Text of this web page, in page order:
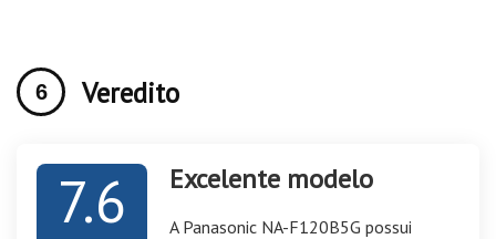
Veredito
7.6 Excelente modelo
A Panasonic NA-F120B5G possui